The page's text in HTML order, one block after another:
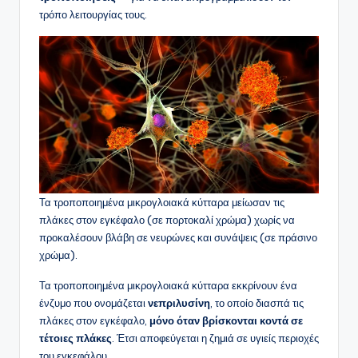
τρόπο λειτουργίας τους.
Τα τροποποιημένα μικρογλοιακά κύτταρα μείωσαν τις
πλάκες στον εγκέφαλο (σε πορτοκαλί χρώμα) χωρίς να
προκαλέσουν βλάβη σε νευρώνες και συνάψεις (σε πράσινο
χρώμα).
Τα τροποποιημένα μικρογλοιακά κύτταρα εκκρίνουν ένα
ένζυμο που ονομάζεται νεπριλυσίνη , το οποίο διασπά τις
πλάκες στον εγκέφαλο, μόνο όταν βρίσκονται κοντά σε
τέτοιες πλάκες . Έτσι αποφεύγεται η ζημιά σε υγιείς περιοχές
του εγκεφάλου.